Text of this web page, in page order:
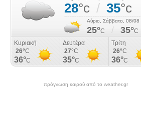
πρόγνωση καιρού από το weather.gr